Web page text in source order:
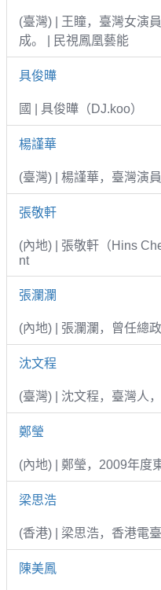
(臺灣) | 王瞳，臺灣女演
成。 | 民視鳳凰藝能
具俊曄
國 | 具俊曄（DJ.koo）
楊謹華
(臺灣) | 楊謹華，臺灣演
張敬軒
(內地) | 張敬軒（Hins
nt
張瀾瀾
(內地) | 張瀾瀾，曾任總
沈文程
(臺灣) | 沈文程，臺灣人
鄭瑩
(內地) | 鄭瑩，2009年度
梁思浩
(香港) | 梁思浩，香港電
陳美鳳